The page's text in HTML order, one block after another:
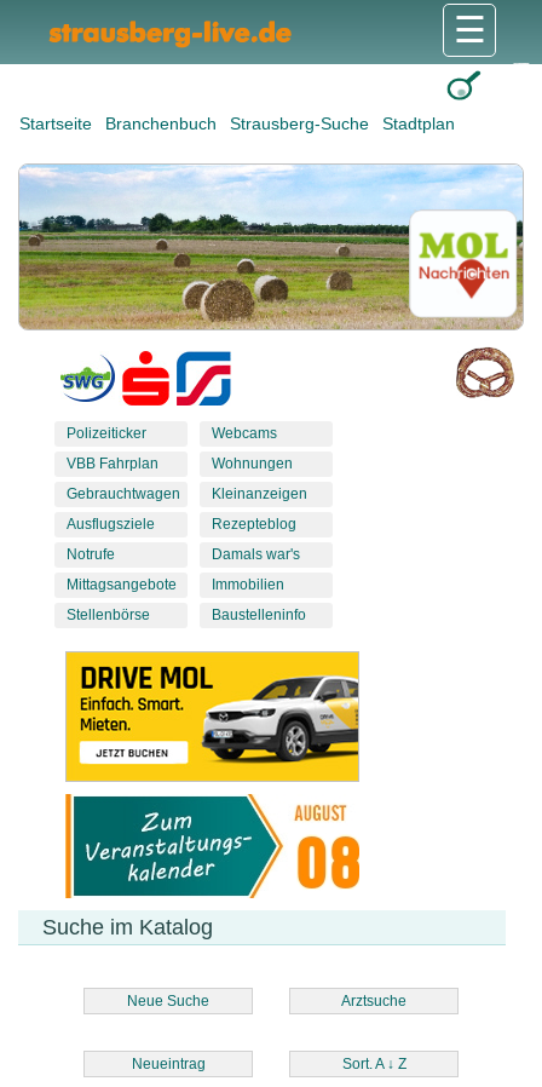
Startseite Branchenbuch Strausberg-Suche Stadtplan
☰
Polizeiticker
VBB Fahrplan
Gebrauchtwagen
Ausflugsziele
Notrufe
Mittagsangebote
Stellenbörse
Webcams
Wohnungen
Kleinanzeigen
Rezepteblog
Damals war's
Immobilien
Baustelleninfo
Suche im Katalog
Neue Suche Arztsuche
Neueintrag Sort. A ↓ Z